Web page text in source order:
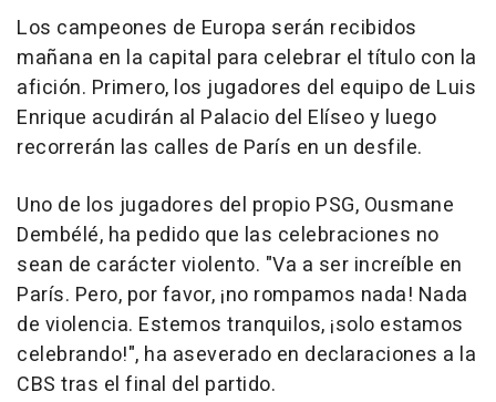
Los campeones de Europa serán recibidos
mañana en la capital para celebrar el título con la
afición. Primero, los jugadores del equipo de Luis
Enrique acudirán al Palacio del Elíseo y luego
recorrerán las calles de París en un desfile.
Uno de los jugadores del propio PSG, Ousmane
Dembélé, ha pedido que las celebraciones no
sean de carácter violento. "Va a ser increíble en
París. Pero, por favor, ¡no rompamos nada! Nada
de violencia. Estemos tranquilos, ¡solo estamos
celebrando!", ha aseverado en declaraciones a la
CBS tras el final del partido.